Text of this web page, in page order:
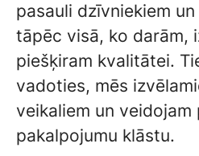
pasauli dzīvniekiem
tāpēc visā, ko darām,
piešķiram kvalitātei.
vadoties, mēs
veikaliem un veidojam
pakalpojumu klāstu.